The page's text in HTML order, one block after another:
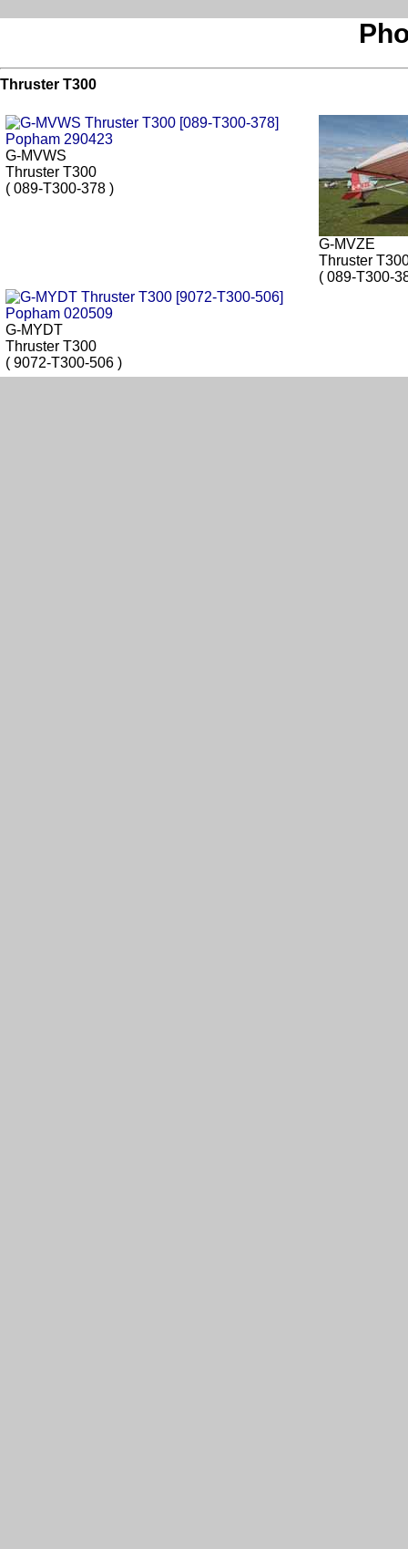
Thruster T300
G-MVWS
Thruster T300
( 089-T300-378 )
G-MVZE
Thruster
( 089-T300-
G-MYDT
Thruster T300
( 9072-T300-506 )